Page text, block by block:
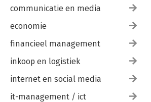
communicatie en media
economie
financieel management
inkoop en logistiek
internet en social media
it-management / ict